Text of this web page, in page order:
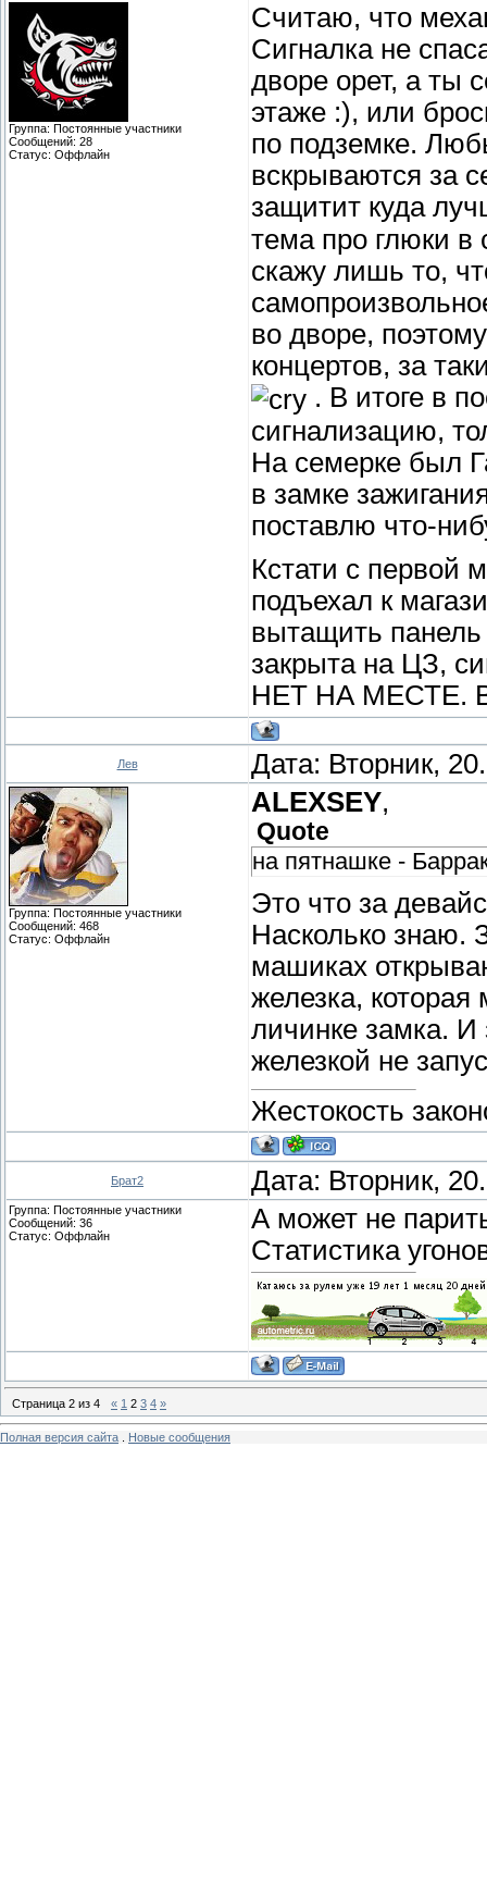
Группа: Постоянные участники
Сообщений: 28
Статус: Оффлайн
Считаю, что
Сигналка не
дворе орет, а ты
этаже :), или
по подземке.
вскрываются за
защитит куда
тема про глюки в
скажу лишь то,
во дворе,
концертов, за
. В итоге в
сигнализацию,
На семерке был
в замке
поставлю что-
Кстати с первой
подъехал к
вытащить
закрыта на ЦЗ,
НЕТ НА МЕСТЕ.
Лев Дата: Вторник,
Группа: Постоянные участники
Сообщений: 468
Статус: Оффлайн
ALEXSEY,
Quote
на пятнашке -
Это что за
Насколько знаю.
машиках
железка,
личинке замка. И
железкой не
Жестокость
Брат2 Дата: Вторник,
Группа: Постоянные участники
Сообщений: 36
Статус: Оффлайн
А может не
Статистика
Страница 2 из 4 « 1 2 3 4 »
Полная версия сайта Новые сообщения